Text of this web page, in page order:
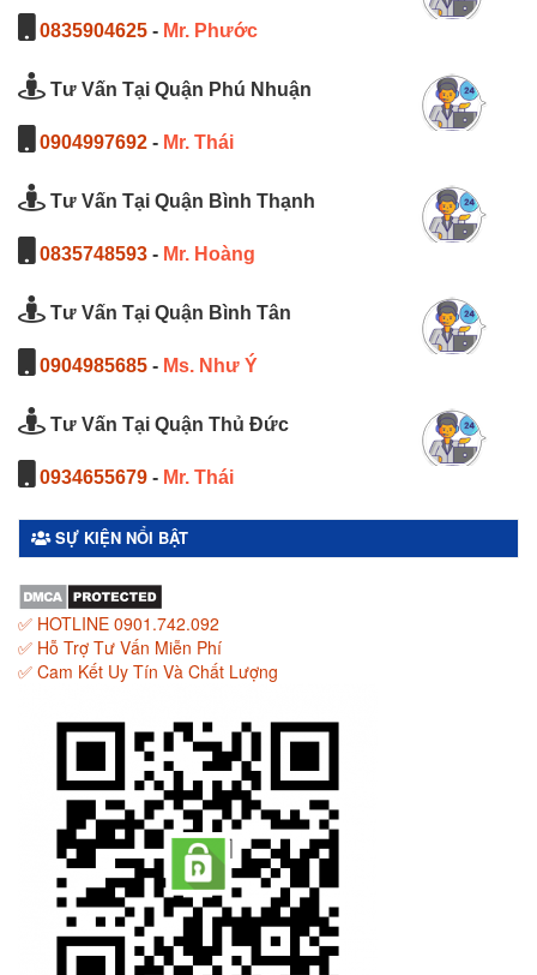
0835904625 - Mr. Phước
Tư Vấn Tại Quận Phú Nhuận
0904997692 - Mr. Thái
Tư Vấn Tại Quận Bình Thạnh
0835748593 - Mr. Hoàng
Tư Vấn Tại Quận Bình Tân
0904985685 - Ms. Như Ý
Tư Vấn Tại Quận Thủ Đức
0934655679 - Mr. Thái
SỰ KIỆN NỔI BẬT
✅ HOTLINE 0901.742.092
✅ Hỗ Trợ Tư Vấn Miễn Phí
✅ Cam Kết Uy Tín Và Chất Lượng